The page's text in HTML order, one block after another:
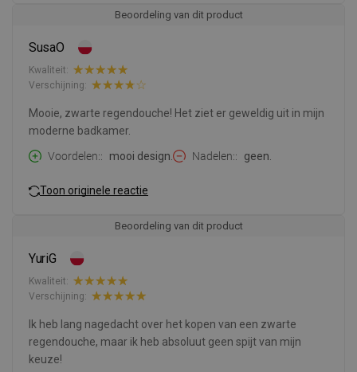
Beoordeling van dit product
SusaO
Kwaliteit:
Verschijning:
Mooie, zwarte regendouche! Het ziet er geweldig uit in mijn
moderne badkamer.
Voordelen:
mooi design. Nadelen: geen.
Toon originele reactie
Beoordeling van dit product
YuriG
Kwaliteit:
Verschijning:
Ik heb lang nagedacht over het kopen van een zwarte
regendouche, maar ik heb absoluut geen spijt van mijn
keuze!